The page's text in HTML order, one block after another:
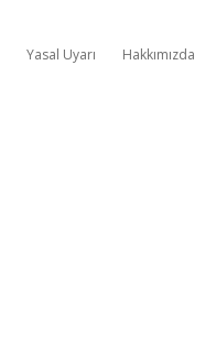
Yasal Uyarı Hakkımızda